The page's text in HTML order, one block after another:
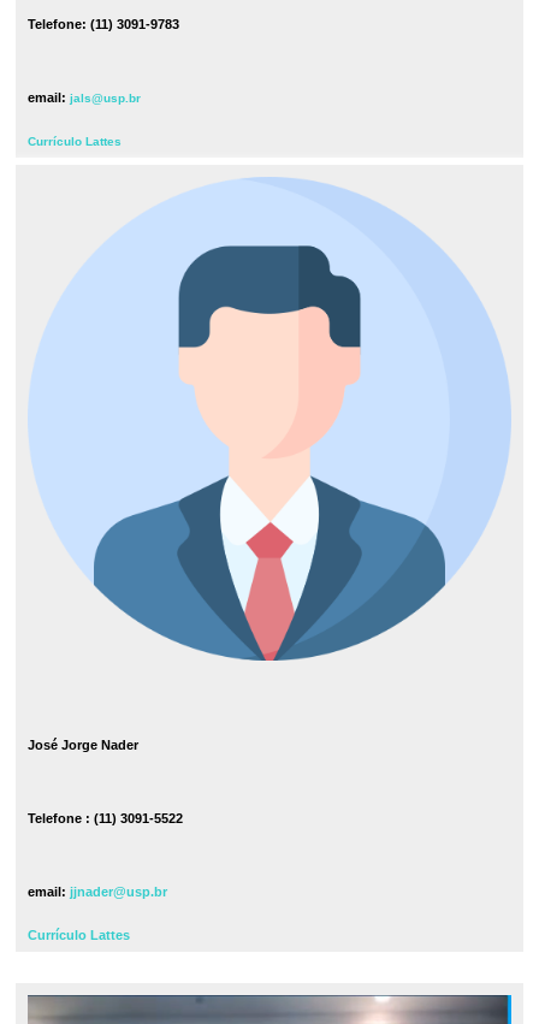
Telefone: (11) 3091-9783
email: jals@usp.br
Currículo Lattes
José Jorge Nader
Telefone : (11) 3091-5522
email: jjnader@usp.br
Currículo Lattes